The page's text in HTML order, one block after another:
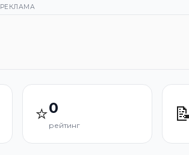
РЕКЛАМА
⭐0
рейтинг